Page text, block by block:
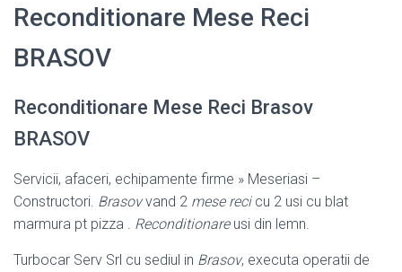
Reconditionare Mese Reci
BRASOV
Reconditionare Mese Reci Brasov
BRASOV
Servicii, afaceri, echipamente firme » Meseriasi –
Constructori. Brasovvand 2 mese recicu 2 usi cu blat
marmura pt pizza . Reconditionareusi din lemn.
Turbocar Serv Srl cu sediul in Brasov, executa operatii de